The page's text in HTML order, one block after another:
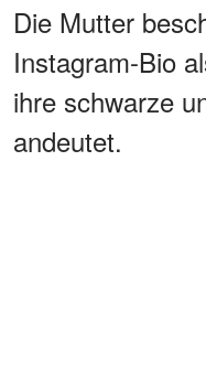
Die Mutter
Instagram-Bio
ihre schwarze
andeutet.